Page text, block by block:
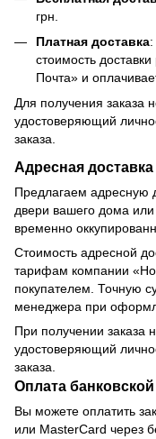
грн.
Платная доставка
стоимость
Почта» и
Для получения заказа
удостоверяющий
заказа.
Адресная
Предлагаем адресную
двери вашего дома
временно
Стоимость адресной
тарифам компании
покупателем. Точную
менеджера при
При получении заказа
удостоверяющий
заказа.
Оплата
Вы можете оплатить
или MasterCard через